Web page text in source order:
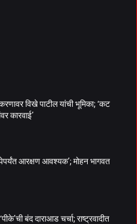
विखे पाटील यांची भूमिका; ‘कट
कारवाई’
आरक्षण आवश्यक’; मोहन भागवत
बंद दाराआड चर्चा; राष्ट्रवादीत